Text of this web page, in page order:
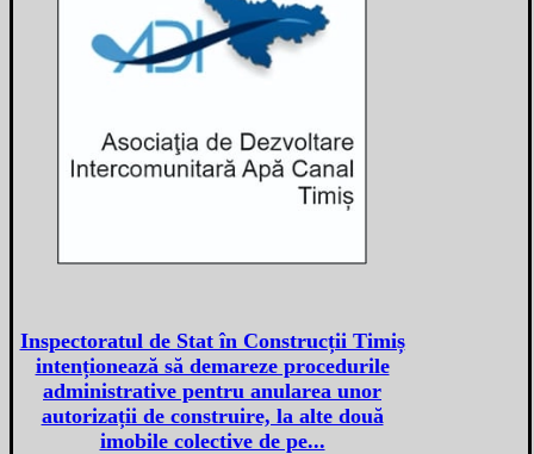
Inspectoratul de Stat în Construcții Timiș
intenționează să demareze procedurile
administrative pentru anularea unor
autorizații de construire, la alte două
imobile colective de pe...